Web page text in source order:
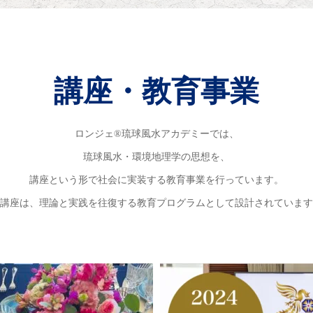
講座・教育事業
ロンジェ®琉球風水アカデミーでは、
琉球風水・環境地理学の思想を、
講座という形で社会に実装する教育事業を行っています。
座は、理論と実践を往復する教育プログラムとして設計されていま